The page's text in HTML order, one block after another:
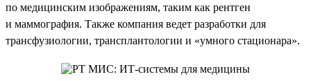
по медицинским изображениям, таким как рентген
и маммография. Также компания ведет разработки для
трансфузиологии, трансплантологии и «умного стационара».